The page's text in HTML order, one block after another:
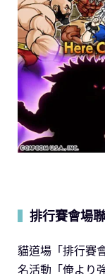
排行賽會場
貓道場「排行賽
名活動「俺より